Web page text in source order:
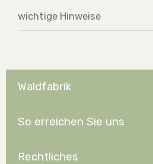
wichtige Hinweise
Waldfabrik
So erreichen Sie uns
Rechtliches